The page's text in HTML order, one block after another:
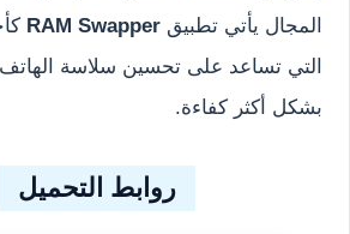
المجال يأتي تطبيق RAM Swapper
التي تساعد على تحسين سلاسة الهاتف
بشكل أكثر كفاءة.
روابط التحميل